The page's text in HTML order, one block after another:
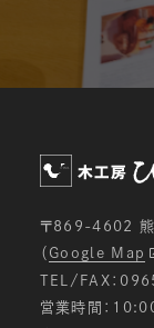
〒869-4602 熊
（ Google Map
TEL/FAX：
営業時間：